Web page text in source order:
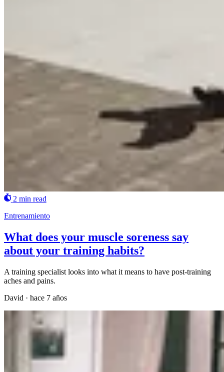
2 min read
Entrenamiento
What does your muscle soreness say
about your training habits?
A training specialist looks into what it means to have post-training
aches and pains.
David · hace 7 años